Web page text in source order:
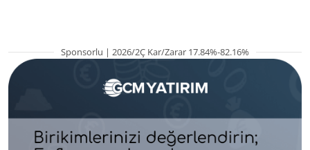
Sponsorlu | 2026/2Ç Kar/Zarar 17.84%-82.16%